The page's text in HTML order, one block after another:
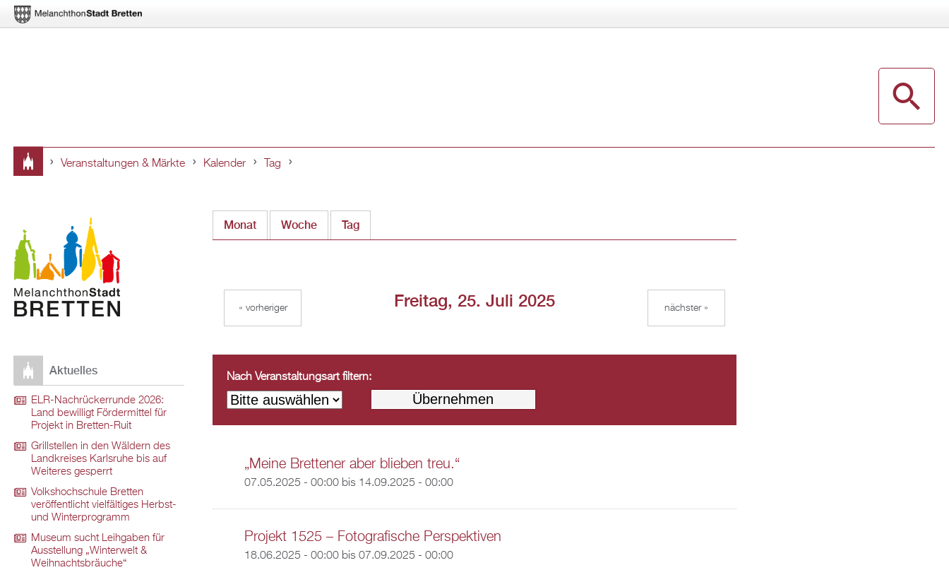
hier
Veranstaltungen & Märkte Kalender Tag
Monat Woche Tag(aktiver Reiter)
Freitag, 25. Juli 2025
« vorheriger nächster »
Nach Veranstaltungsart filtern:
„Meine Brettener aber blieben treu.“
07.05.2025 - 00:00bis 14.09.2025 - 00:00
Projekt 1525 – Fotografische Perspektiven
18.06.2025 - 00:00bis 07.09.2025 - 00:00
Aktuelles
ELR-Nachrückerrunde 2026:
Land bewilligt Fördermittel für
Projekt in Bretten-Ruit
Grillstellen in den Wäldern des
Landkreises Karlsruhe bis auf
Weiteres gesperrt
Volkshochschule Bretten
veröffentlicht vielfältiges Herbst-
und Winterprogramm
Museum sucht Leihgaben für
Ausstellung „Winterwelt &
Weihnachtsbräuche“